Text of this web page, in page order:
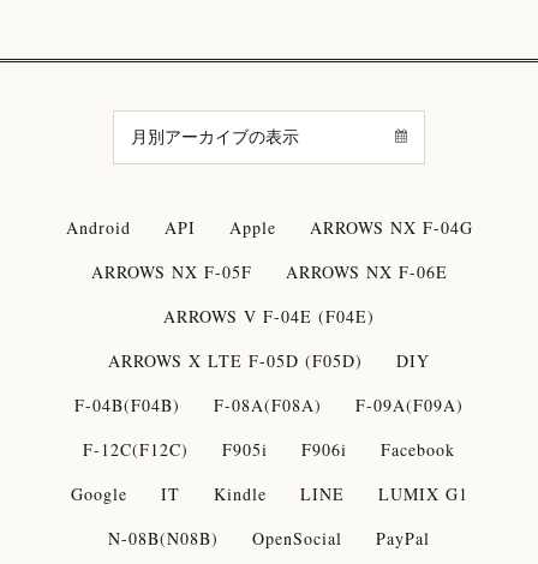
Android API Apple
ARROWS NX F-04G
ARROWS NX F-05F
ARROWS NX F-06E
ARROWS V F-04E (F04E)
ARROWS X LTE F-05D (F05D)
DIY
F-04B(F04B)
F-08A(F08A)
F-09A(F09A)
F-12C(F12C)
F905i F906i
Facebook
Google
IT Kindle LINE
LUMIX G1
N-08B(N08B)
OpenSocial
PayPal